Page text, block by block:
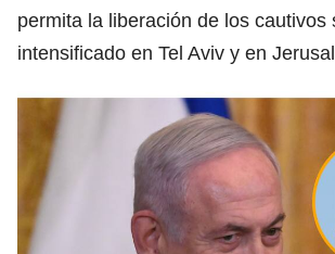
permita la liberación de los cautivos
intensificado en Tel Aviv y en